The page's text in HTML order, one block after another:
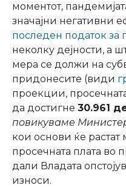
моментот,
значајни негативни
последен податок за
неколку дејности, а
мера се должи на
придонесите (види
проекции,
да достигне 30.961
повикуваме
кои основи ќе
просечната плата во
дали Владата
износи.